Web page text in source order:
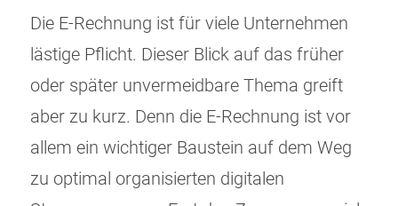
Die E-Rechnung ist für viele Unternehmen
lästige Pflicht. Dieser Blick auf das früher
oder später unvermeidbare Thema greift
aber zu kurz. Denn die E-Rechnung ist vor
allem ein wichtiger Baustein auf dem Weg
zu optimal organisierten digitalen